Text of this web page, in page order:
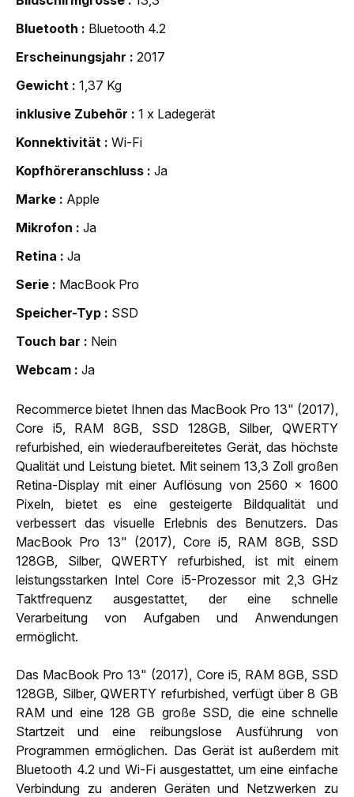
Bluetooth
Bluetooth 4.2
Erscheinungsjahr
2017
Gewicht
1,37 Kg
inklusive Zubehör
1 x Ladegerät
Konnektivität
Wi-Fi
Kopfhöreranschluss
Ja
Marke
Apple
Mikrofon
Ja
Retina
Ja
Serie
MacBook Pro
Speicher-Typ
SSD
Touch bar
Nein
Webcam
Ja
Recommerce bietet Ihnen das MacBook Pro 13" (2017),
Core i5, RAM 8GB, SSD 128GB, Silber, QWERTY
refurbished, ein wiederaufbereitetes Gerät, das höchste
Qualität und Leistung bietet. Mit seinem 13,3 Zoll großen
Retina-Display mit einer Auflösung von 2560 x 1600
Pixeln, bietet es eine gesteigerte Bildqualität und
verbessert das visuelle Erlebnis des Benutzers. Das
MacBook Pro 13" (2017), Core i5, RAM 8GB, SSD
128GB, Silber, QWERTY refurbished, ist mit einem
leistungsstarken Intel Core i5-Prozessor mit 2,3 GHz
Taktfrequenz ausgestattet, der eine schnelle
Verarbeitung von Aufgaben und Anwendungen
ermöglicht.
Das MacBook Pro 13" (2017), Core i5, RAM 8GB, SSD
128GB, Silber, QWERTY refurbished, verfügt über 8 GB
RAM und eine 128 GB große SSD, die eine schnelle
Startzeit und eine reibungslose Ausführung von
Programmen ermöglichen. Das Gerät ist außerdem mit
Bluetooth 4.2 und Wi-Fi ausgestattet, um eine einfache
Verbindung zu anderen Geräten und Netzwerken zu